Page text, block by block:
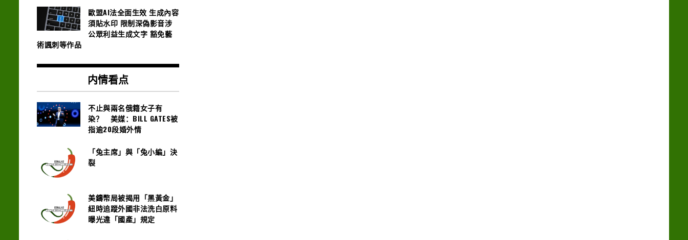
歐盟AI法全面生效 生成內容
須貼水印 限制深偽影音涉
公眾利益生成文字 豁免藝
術諷刺等作品
内情看点
不止與兩名俄籍女子有
染？ 美媒：BILL GATES被
指逾20段婚外情
「兔主席」與「兔小編」決
裂
美鑄幣局被揭用「黑黃金」
紐時追蹤外國非法洗白原料
曝光違「國產」規定